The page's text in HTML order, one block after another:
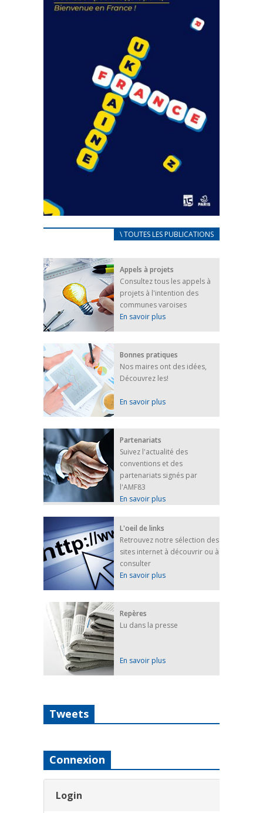
FEUILLETER
CARNET D’ACCUEIL
25 avril 2022
Afin d’accompagner au mieux les réfugiés
ukrainiens arrivés en France,...
FEUILLETER
\ TOUTES LES PUBLICATIONS
Appels à projets
Consultez tous les appels à
projets à l'intention des
communes varoises
En savoir plus
Bonnes pratiques
Nos maires ont des idées,
Découvrez les!
En savoir plus
Partenariats
Suivez l'actualité des
conventions et des
partenariats signés par
l'AMF83
En savoir plus
L'oeil de links
Retrouvez notre sélection des
sites internet à découvrir ou à
consulter
En savoir plus
Repères
Lu dans la presse
En savoir plus
Tweets
Connexion
Login